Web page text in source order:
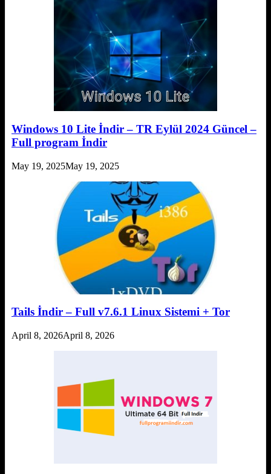
Windows 10 Lite İndir – TR Eylül 2024 Güncel –
Full program İndir
May 19, 2025May 19, 2025
Tails İndir – Full v7.6.1 Linux Sistemi + Tor
April 8, 2026April 8, 2026